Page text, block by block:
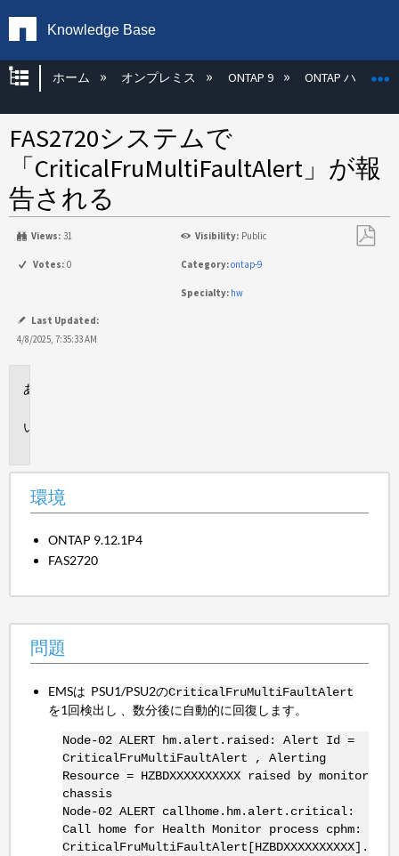
Knowledge Base
グローバル階層を展開/折りたたむ
ホーム オンプレミス ONTAP 9 ONTAP ハード
FAS2720システムで
「CriticalFruMultiFaultAlert」が報
告される
Views: 31 Visibility: Public
Votes: 0 Category:ontap-9
Specialty: hw
Last Updated:
4/8/2025, 7:35:33 AM
環境
ONTAP 9.12.1P4
FAS2720
問題
EMSは PSU1/PSU2のCriticalFruMultiFaultAlert
を1回検出し 、数分後に自動的に回復します。
Node-02 ALERT hm.alert.raised: Alert Id =
CriticalFruMultiFaultAlert , Alerting
Resource = HZBDXXXXXXXXXX raised by monitor
chassis
Node-02 ALERT callhome.hm.alert.critical:
Call home for Health Monitor process cphm:
CriticalFruMultiFaultAlert[HZBDXXXXXXXXXX].